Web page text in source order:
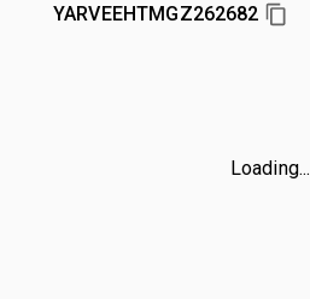
YARVEEHTMGZ262682
Loading...